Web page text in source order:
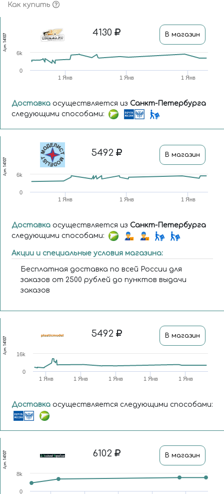
Как купить
Арт.
14107
4130 В магазин
1 Янв 1 Янв 1 Янв
0
6k
Доставка осуществляется из Санкт-Петербурга
следующими способами:
Арт.
14107
5492 В магазин
1 Янв 1 Янв 1 Янв
0
6k
Доставка осуществляется из Санкт-Петербурга
следующими способами:
Акции и специальные условия магазина:
Бесплатная доставка по всей России для
заказов от 2500 рублей до пунктов выдачи
заказов
Арт.
14107
5492 В магазин
1 Янв 1 Янв 1 Янв 1 Янв 1 Янв
0
16k
Доставка осуществляется следующими способами:
Арт.
14107 6102 В магазин
0
8k